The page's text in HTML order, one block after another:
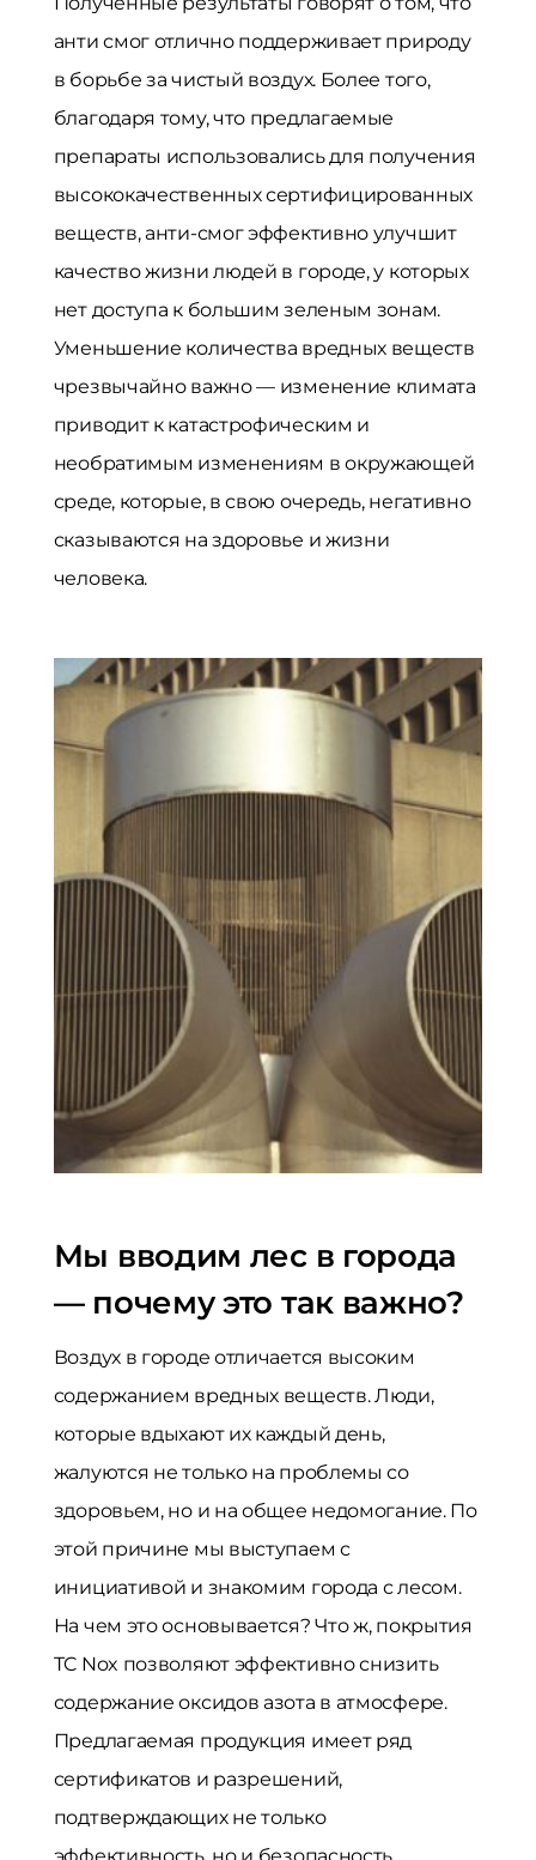
анти смог отлично поддерживает природу
в борьбе за чистый воздух. Более того,
благодаря тому, что предлагаемые
препараты использовались для получения
высококачественных сертифицированных
веществ, анти-смог эффективно улучшит
качество жизни людей в городе, у которых
нет доступа к большим зеленым зонам.
Уменьшение количества вредных веществ
чрезвычайно важно — изменение климата
приводит к катастрофическим и
необратимым изменениям в окружающей
среде, которые, в свою очередь, негативно
сказываются на здоровье и жизни
человека.
Мы вводим лес в города
— почему это так важно?
Воздух в городе отличается высоким
содержанием вредных веществ. Люди,
которые вдыхают их каждый день,
жалуются не только на проблемы со
здоровьем, но и на общее недомогание. По
этой причине мы выступаем с
инициативой и знакомим города с лесом.
На чем это основывается? Что ж, покрытия
TC Nox позволяют эффективно снизить
содержание оксидов азота в атмосфере.
Предлагаемая продукция имеет ряд
сертификатов и разрешений,
подтверждающих не только